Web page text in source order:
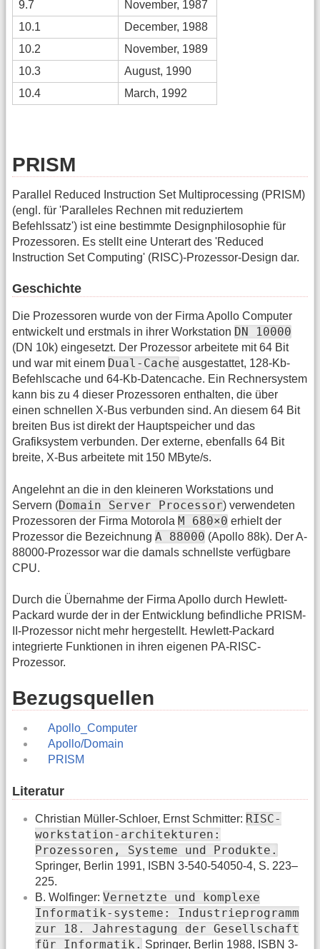
9.7
November, 1987
10.1
December, 1988
10.2
November, 1989
10.3
August, 1990
10.4
March, 1992
PRISM
Parallel Reduced Instruction Set Multiprocessing (PRISM)
(engl. für 'Paralleles Rechnen mit reduziertem
Befehlssatz') ist eine bestimmte Designphilosophie für
Prozessoren. Es stellt eine Unterart des 'Reduced
Instruction Set Computing' (RISC)-Prozessor-Design dar.
Geschichte
Die Prozessoren wurde von der Firma Apollo Computer
entwickelt und erstmals in ihrer Workstation DN 10000
(DN 10k) eingesetzt. Der Prozessor arbeitete mit 64 Bit
und war mit einem Dual-Cache ausgestattet, 128-Kb-
Befehlscache und 64-Kb-Datencache. Ein Rechnersystem
kann bis zu 4 dieser Prozessoren enthalten, die über
einen schnellen X-Bus verbunden sind. An diesem 64 Bit
breiten Bus ist direkt der Hauptspeicher und das
Grafiksystem verbunden. Der externe, ebenfalls 64 Bit
breite, X-Bus arbeitete mit 150 MByte/s.
Angelehnt an die in den kleineren Workstations und
Servern (Domain Server Processor) verwendeten
Prozessoren der Firma Motorola M 680×0 erhielt der
Prozessor die Bezeichnung A 88000 (Apollo 88k). Der A-
88000-Prozessor war die damals schnellste verfügbare
CPU.
Durch die Übernahme der Firma Apollo durch Hewlett-
Packard wurde der in der Entwicklung befindliche PRISM-
II-Prozessor nicht mehr hergestellt. Hewlett-Packard
integrierte Funktionen in ihren eigenen PA-RISC-
Prozessor.
Bezugsquellen
Apollo_Computer
Apollo/Domain
PRISM
Literatur
Christian Müller-Schloer, Ernst Schmitter: RISC-
workstation-architekturen:
Prozessoren, Systeme und Produkte.
Springer, Berlin 1991, ISBN 3-540-54050-4, S. 223–
225.
B. Wolfinger: Vernetzte und komplexe
Informatik-systeme: Industrieprogramm
zur 18. Jahrestagung der Gesellschaft
für Informatik. Springer, Berlin 1988, ISBN 3-